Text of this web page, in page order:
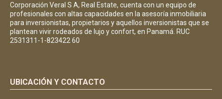
Corporación Veral S A, Real Estate, cuenta con un equipo de
profesionales con altas capacidades en la asesoría inmobiliaria
para inversionistas, propietarios y aquellos inversionistas que se
plantean vivir rodeados de lujo y confort, en Panamá. RUC
2531311-1-823422 60
UBICACIÓN Y CONTACTO